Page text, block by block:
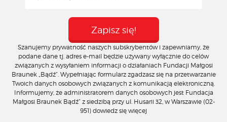
Szanujemy prywatność naszych subskrybentów i zapewniamy, że
podane dane tj. adres e-mail będzie używany wyłącznie do celów
związanych z wysyłaniem informacji o działaniach Fundacji Małgosi
Braunek „Bądź”. Wypełniając formularz zgadzasz się na przetwarzanie
Twoich danych osobowych związanych z komunikacją elektroniczną.
Informujemy, że administratorem danych osobowych jest Fundacja
Małgosi Braunek Bądź” z siedzibą przy ul. Husarii 32, w Warszawie (02-
951) dowiedz się więcej